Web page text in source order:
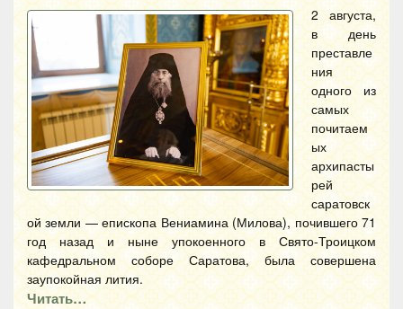
2 августа,
в день
преставле
ния
одного из
самых
почитаем
ых
архипасты
рей
саратовск
ой земли — епископа Вениамина (Милова), почившего 71
год назад и ныне упокоенного в Свято-Троицком
кафедральном соборе Саратова, была совершена
заупокойная лития.
Читать…